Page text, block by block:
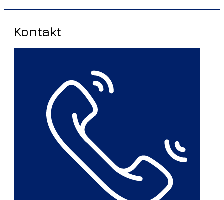
Kontakt